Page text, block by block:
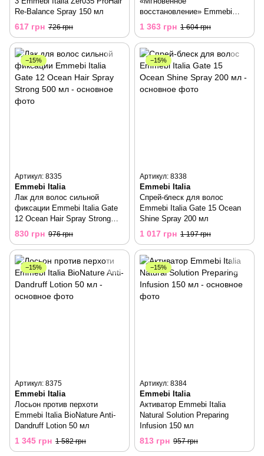
Re-Balance Spray 150 мл
617 грн 726 грн
восстановление» Emmebi
Italia Beauty Experience Nutry
Care Lotion 12x10 мл
1 363 грн 1 604 грн
−15%
Артикул: 8335
Emmebi Italia
Лак для волос сильной
фиксации Emmebi Italia Gate
12 Ocean Hair Spray Strong
500 мл
830 грн 976 грн
−15%
Артикул: 8338
Emmebi Italia
Спрей-блеск для волос
Emmebi Italia Gate 15 Ocean
Shine Spray 200 мл
1 017 грн 1 197 грн
−15%
Артикул: 8375
Emmebi Italia
Лосьон против перхоти
Emmebi Italia BioNature Anti-
Dandruff Lotion 50 мл
1 345 грн 1 582 грн
−15%
Артикул: 8384
Emmebi Italia
Активатор Emmebi Italia
Natural Solution Preparing
Infusion 150 мл
813 грн 957 грн